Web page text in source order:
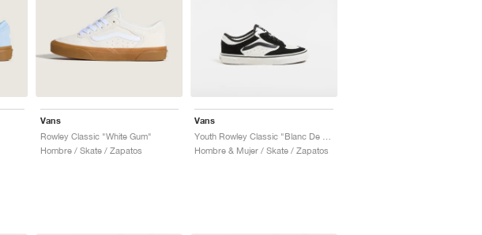
Vans
Rowley Classic "White Gum"
Hombre / Skate / Zapatos
Vans
Hombre & Mujer / Skate / Zapatos